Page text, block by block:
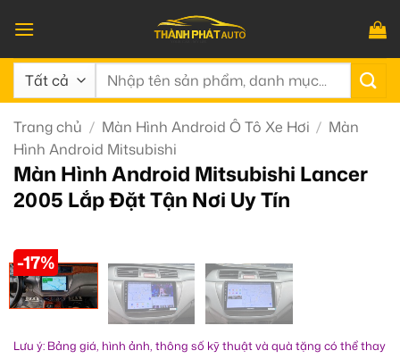
qua
nội
dung
Tìm
Trang chủ / Màn Hình Android Ô Tô Xe Hơi / Màn
Hình Android Mitsubishi
Màn Hình Android Mitsubishi Lancer
2005 Lắp Đặt Tận Nơi Uy Tín
-17%
Lưu ý: Bảng giá, hình ảnh, thông số kỹ thuật và quà tặng có thể thay